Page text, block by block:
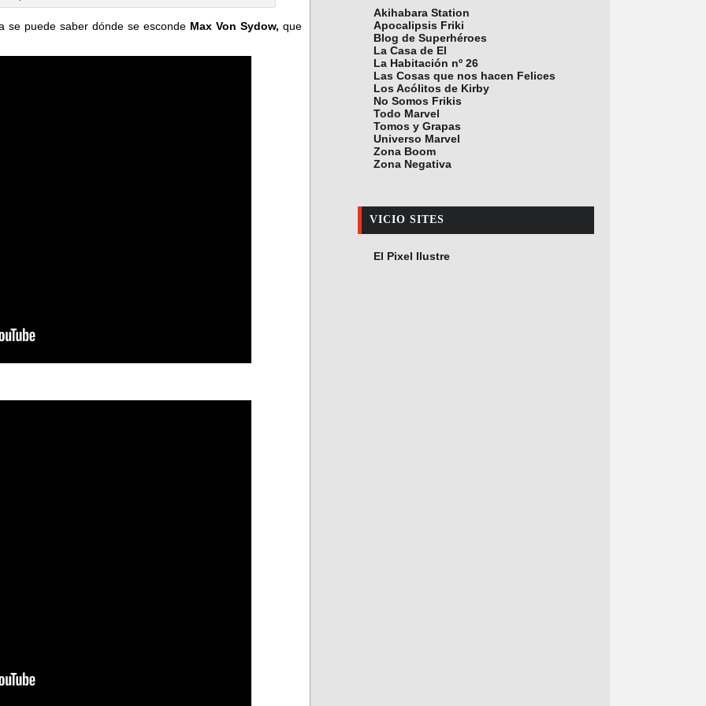
se puede saber dónde se esconde Max Von Sydow, que
Akihabara Station
Apocalipsis Friki
Blog de Superhéroes
La Casa de El
La Habitación nº 26
Las Cosas que nos hacen Felices
Los Acólitos de Kirby
No Somos Frikis
Todo Marvel
Tomos y Grapas
Universo Marvel
Zona Boom
Zona Negativa
VICIO SITES
El Pixel Ilustre